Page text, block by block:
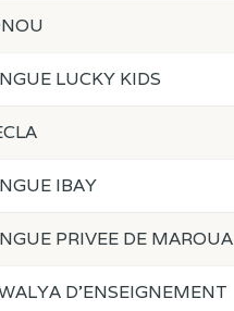
LUCKY KIDS
IBAY
PRIVEE DE MAROUA
D'ENSEIGNEMENT